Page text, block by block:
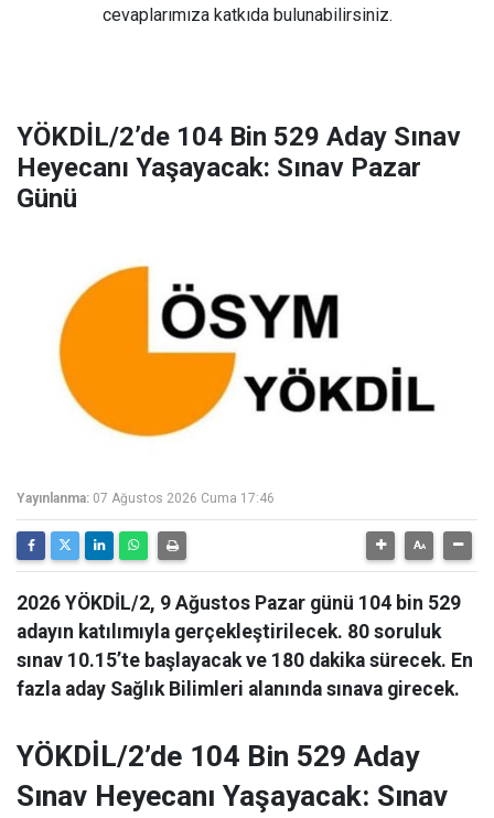
cevaplarımıza katkıda bulunabilirsiniz.
YÖKDİL/2’de 104 Bin 529 Aday Sınav
Heyecanı Yaşayacak: Sınav Pazar
Günü
Yayınlanma: 07 Ağustos 2026 Cuma 17:46
2026 YÖKDİL/2, 9 Ağustos Pazar günü 104 bin 529
adayın katılımıyla gerçekleştirilecek. 80 soruluk
sınav 10.15’te başlayacak ve 180 dakika sürecek. En
fazla aday Sağlık Bilimleri alanında sınava girecek.
YÖKDİL/2’de 104 Bin 529 Aday
Sınav Heyecanı Yaşayacak: Sınav